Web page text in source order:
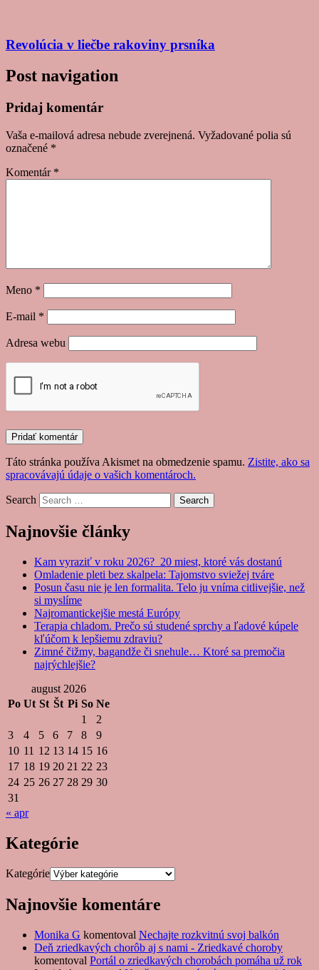
Revolúcia v liečbe rakoviny prsníka
Post navigation
Pridaj komentár
Vaša e-mailová adresa nebude zverejnená. Vyžadované polia sú
označené *
Komentár *
Meno *
E-mail *
Adresa webu
Táto stránka používa Akismet na obmedzenie spamu. Zistite, ako sa
spracovávajú údaje o vašich komentároch.
Search
Najnovšie články
Kam vyraziť v roku 2026? 20 miest, ktoré vás dostanú
Omladenie pleti bez skalpela: Tajomstvo sviežej tváre
Posun času nie je len formalita. Telo ju vníma citlivejšie, než
si myslíme
Najromantickejšie mestá Európy
Terapia chladom. Prečo sú studené sprchy a ľadové kúpele
kľúčom k lepšiemu zdraviu?
Zimné čižmy, bagandže či snehule… Ktoré sa premočia
najrýchlejšie?
august 2026
Po Ut St Št Pi So Ne
1
2
3
4 5 6 7 8
9
10 11 12 13 14 15 16
17 18 19 20 21 22 23
24 25 26 27 28 29 30
31
« apr
Kategórie
Kategórie
Najnovšie komentáre
Monika G komentoval Nechajte rozkvitnú svoj balkón
Deň zriedkavých chorôb aj s nami - Zriedkavé choroby
komentoval Portál o zriedkavých chorobách pomáha už rok